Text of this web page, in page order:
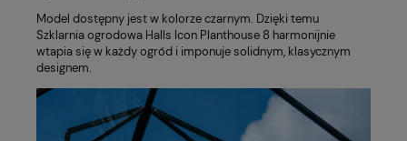
Model dostępny jest w kolorze czarnym. Dzięki temu
Szklarnia ogrodowa Halls Icon Planthouse 8 harmonijnie
wtapia się w każdy ogród i imponuje solidnym, klasycznym
designem.